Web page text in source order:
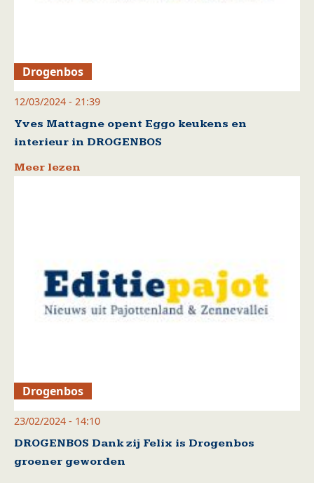
Drogenbos
12/03/2024 - 21:39
Yves Mattagne opent Eggo keukens en
interieur in DROGENBOS
Meer lezen
Drogenbos
23/02/2024 - 14:10
DROGENBOS Dank zij Felix is Drogenbos
groener geworden